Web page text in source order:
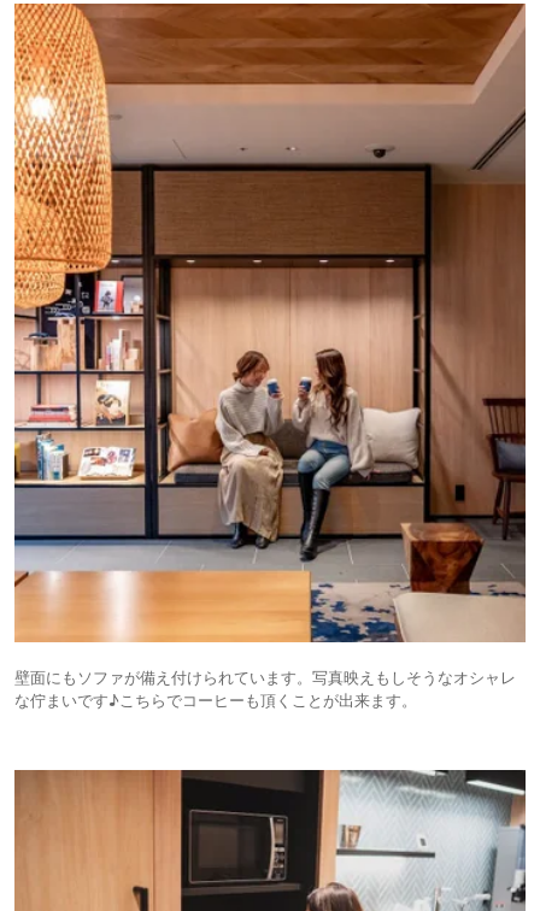
壁面にもソファが備え付けられています。写真映えもしそうなオシャレ
な佇まいです♪こちらでコーヒーも頂くことが出来ます。